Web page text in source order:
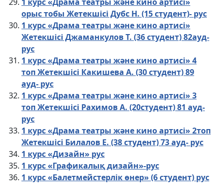
орыс тобы Жетекшісі Дубс Н. (15 студент)- рус
1 курс «Драма театры және кино артисі»
Жетекшісі Джаманкулов Т. (36 студент) 82ауд-
рус
1 курс «Драма театры және кино артисі» 4
топ Жетекшісі Какишева А. (30 студент) 89
ауд- рус
1 курс «Драма театры және кино артисі» 3
топ Жетекшісі Рахимов А. (20студент) 81 ауд-
рус
1 курс «Драма театры және кино артисі» 2топ
Жетекшісі Билалов Е. (38 студент) 73 ауд- рус
1 курс «Дизайн» рус
1 курс «Графикалық дизайн»-рус
1 курс «Балетмейстерлік өнер» (6 студент) рус